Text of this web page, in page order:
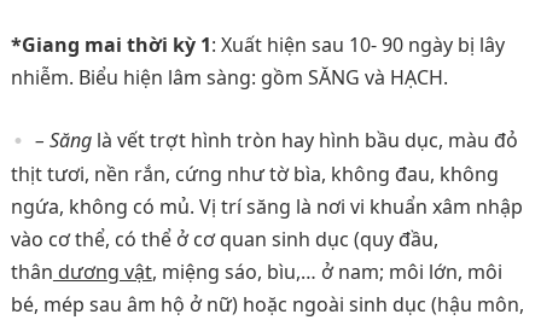
*Giang mai thời kỳ 1: Xuất hiện sau 10- 90 ngày bị lây
nhiễm. Biểu hiện lâm sàng: gồm SĂNG và HẠCH.
– Sănglà vết trợt hình tròn hay hình bầu dục, màu đỏ
thịt tươi, nền rắn, cứng như tờ bìa, không đau, không
ngứa, không có mủ. Vị trí săng là nơi vi khuẩn xâm nhập
vào cơ thể, có thể ở cơ quan sinh dục (quy đầu,
thân dương vật, miệng sáo, bìu,… ở nam; môi lớn, môi
bé, mép sau âm hộ ở nữ) hoặc ngoài sinh dục (hậu môn,